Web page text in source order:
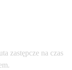
zastępcze na czas